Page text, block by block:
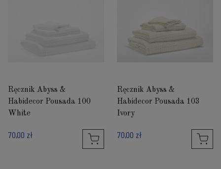
Ręcznik Abyss &
Habidecor Pousada 100
White
70,00 zł
Ręcznik Abyss &
Habidecor Pousada 103
Ivory
70,00 zł